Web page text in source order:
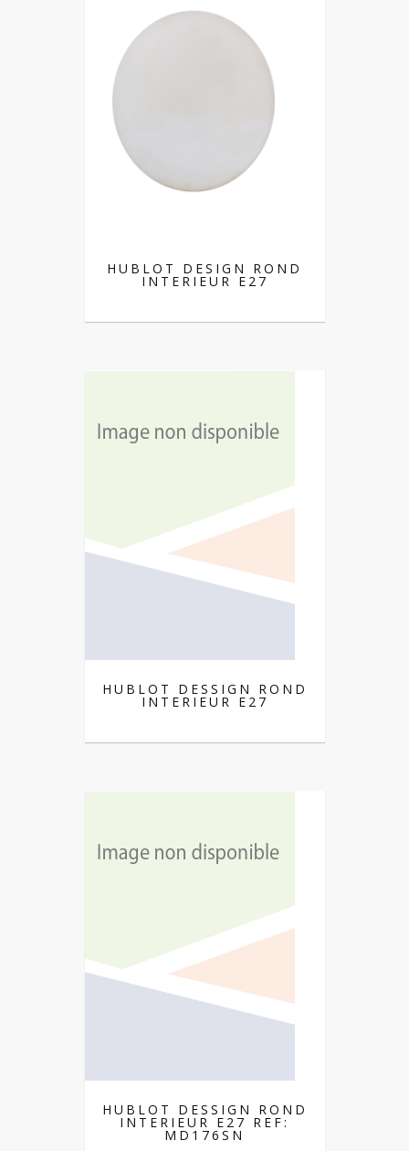
HUBLOT DESIGN ROND
INTERIEUR E27
HUBLOT DESSIGN ROND
INTERIEUR E27
HUBLOT DESSIGN ROND
INTERIEUR E27 REF:
MD176SN